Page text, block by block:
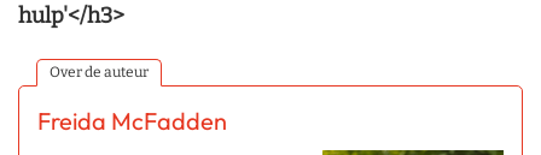
hulp'</h3>
Over de auteur
Freida McFadden